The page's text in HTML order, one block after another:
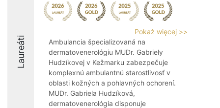
Laureáti
Pokaż więcej >>
Ambulancia špecializovaná na
dermatovenerológiu MUDr. Gabriely
Hudzíkovej v Kežmarku zabezpečuje
komplexnú ambulantnú starostlivosť v
oblasti kožných a pohlavných ochorení.
MUDr. Gabriela Hudzíková,
dermatovenerológia disponuje